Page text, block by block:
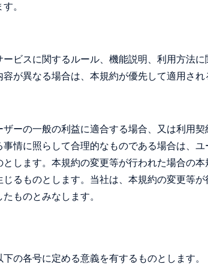
。
ビスに関するルール、機能説明、利用方法
が異なる場合は、本規約が優先して適用され
ーの一般の利益に適合する場合、又は利用
情に照らして合理的なものである場合は、
します。本規約の変更等が行われた場合の
るものとします。当社は、本規約の変更等が
ものとみなします。
の各号に定める意義を有するものとします。